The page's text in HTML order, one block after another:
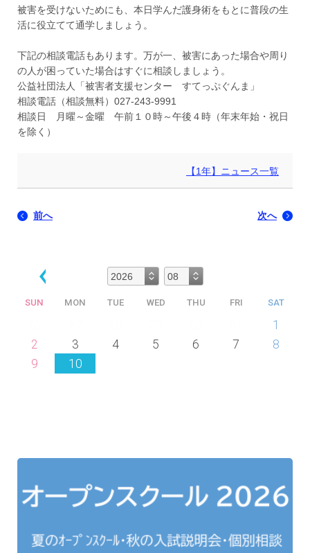
被害を受けないためにも、本日学んだ護身術をもとに普段の生
活に役立てて通学しましょう。
下記の相談電話もあります。万が一、被害にあった場合や周り
の人が困っていた場合はすぐに相談しましょう。
公益社団法人「被害者支援センター すてっぷぐんま」
相談電話（相談無料）027-243-9991
相談日 月曜～金曜 午前１０時～午後４時（年末年始・祝日
を除く）
【1年】ニュース一覧
前へ 次へ
SUN MON TUE WED THU FRI SAT
1
2
3 4 5 6 7
8
9
10